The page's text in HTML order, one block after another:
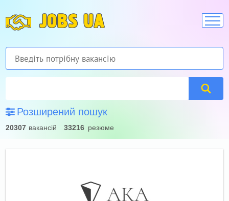
JOBS UA
Розширений пошук
20307 вакансій 33216 резюме